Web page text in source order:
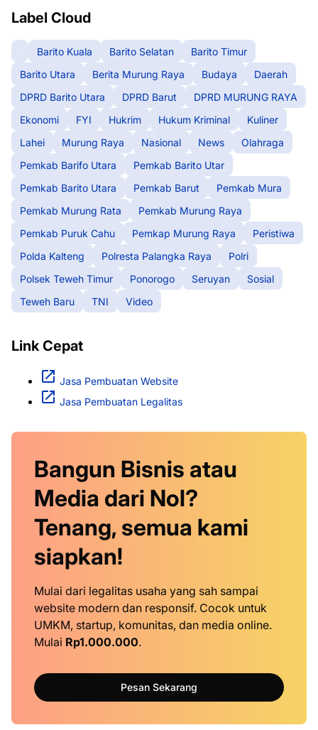
Label Cloud
Barito Kuala Barito Selatan
Barito Timur
Barito Utara
Berita Murung Raya Budaya
Daerah
DPRD Barito Utara
DPRD Barut
DPRD MURUNG RAYA
Ekonomi
FYI Hukrim Hukum Kriminal
Kuliner
Lahei
Murung Raya Nasional News
Olahraga
Pemkab Barifo Utara
Pemkab Barito Utar
Pemkab Barito Utara
Pemkab Barut
Pemkab Mura
Pemkab Murung Rata
Pemkab Murung Raya
Pemkab Puruk Cahu
Pemkap Murung Raya
Peristiwa
Polda Kalteng
Polresta Palangka Raya
Polri
Polsek Teweh Timur
Ponorogo Seruyan
Sosial
Teweh Baru
TNI Video
Link Cepat
Jasa Pembuatan Website
Jasa Pembuatan Legalitas
Bangun Bisnis atau
Media dari Nol?
Tenang, semua kami
siapkan!
Mulai dari legalitas usaha yang sah sampai
website modern dan responsif. Cocok untuk
UMKM, startup, komunitas, dan media online.
Mulai Rp1.000.000.
Pesan Sekarang